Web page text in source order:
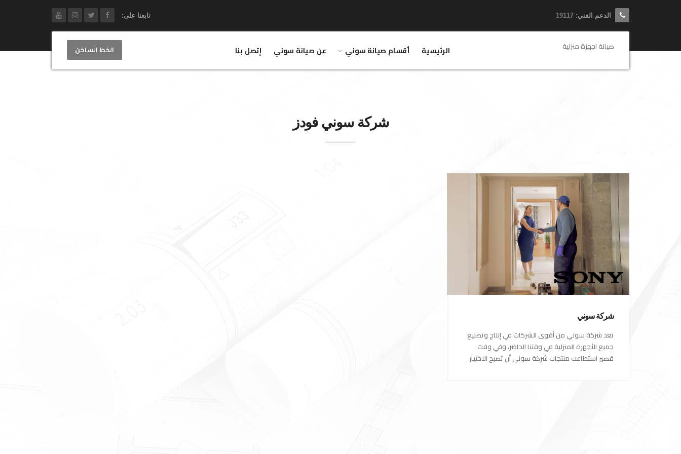
الدعم الفني: 19117 تابعنا على:
صيانة اجهزة منزلية الرئيسية أقسام صيانة سوني عن صيانة سوني إتصل بنا الخط الساخن
شركةسوني فودز
شركة سوني
تعد شركة سوني من أقوى الشركات في إنتاج وتصنيع
جميع الأجهزة المنزلية في وقتنا الحاضر، وفي وقت
قصير استطاعت منتجات شركة سوني أن تصبح الاختيار